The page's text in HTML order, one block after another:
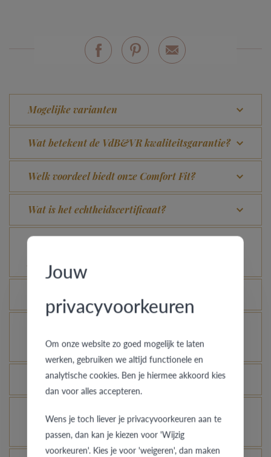
Mogelijke varianten
Wat betekent de VdB&VR kwaliteitsgarantie?
Welk voordeel biedt onze Comfort Fit?
Wat is het echtheidscertificaat?
Voor welke ringen is de diefstalverzekering
andere kleur of breedte?
Hoe blijft je gouden ring er als nieuw uitzien?
Je gouden, platina of palladium ring nog meer
laten glanzen, kan dat?
Jouw
privacyvoorkeuren
Om onze website zo goed mogelijk te laten
werken, gebruiken we altijd functionele en
analytische cookies. Ben je hiermee akkoord kies
dan voor alles accepteren.
Wens je toch liever je privacyvoorkeuren aan te
passen, dan kan je kiezen voor 'Wijzig
voorkeuren'. Kies je voor 'weigeren', dan maken